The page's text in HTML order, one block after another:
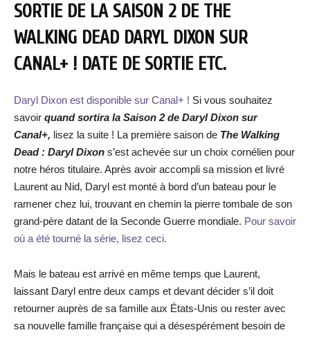
SORTIE DE LA SAISON 2 DE THE
WALKING DEAD DARYL DIXON SUR
CANAL+ ! DATE DE SORTIE ETC.
Daryl Dixon est disponible sur Canal+ ! Si vous souhaitez
savoir quand sortira la Saison 2 de Daryl Dixon sur
Canal+, lisez la suite ! La première saison de The Walking
Dead : Daryl Dixon s’est achevée sur un choix cornélien pour
notre héros titulaire. Après avoir accompli sa mission et livré
Laurent au Nid, Daryl est monté à bord d’un bateau pour le
ramener chez lui, trouvant en chemin la pierre tombale de son
grand-père datant de la Seconde Guerre mondiale. Pour savoir
où a été tourné la série, lisez ceci.
Mais le bateau est arrivé en même temps que Laurent,
laissant Daryl entre deux camps et devant décider s’il doit
retourner auprès de sa famille aux États-Unis ou rester avec
sa nouvelle famille française qui a désespérément besoin de